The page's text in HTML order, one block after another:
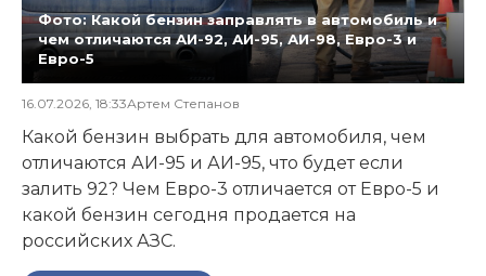
Фото: Какой бензин заправлять в автомобиль и
чем отличаются АИ-92, АИ-95, АИ-98, Евро-3 и
Евро-5
16.07.2026, 18:33Артем Степанов
Какой бензин выбрать для автомобиля, чем
отличаются АИ-95 и АИ-95, что будет если
залить 92? Чем Евро-3 отличается от Евро-5 и
какой бензин сегодня продается на
российских АЗС.